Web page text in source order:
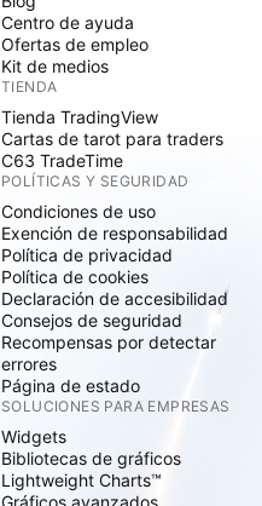
Centro de ayuda
Ofertas de empleo
Kit de medios
TIENDA
Tienda TradingView
Cartas de tarot para traders
C63 TradeTime
POLÍTICAS Y SEGURIDAD
Condiciones de uso
Exención de responsabilidad
Política de privacidad
Política de cookies
Declaración de accesibilidad
Consejos de seguridad
Recompensas por detectar
errores
Página de estado
SOLUCIONES PARA EMPRESAS
Widgets
Bibliotecas de gráficos
Lightweight Charts™
Gráficos avanzados